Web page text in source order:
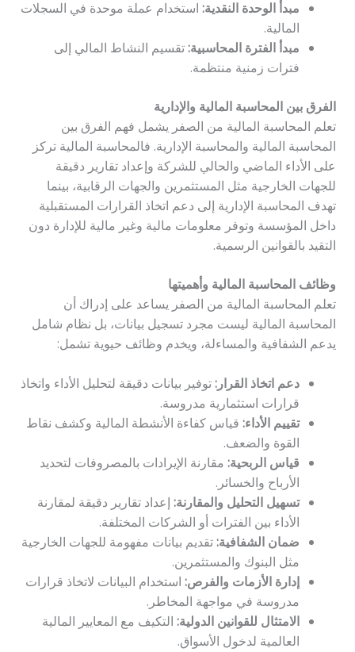
مبدأ الوحدة النقدية: استخدام عملة موحدة في السجلات
المالية.
مبدأ الفترة المحاسبية:تقسيم النشاط المالي إلى
فترات زمنية منتظمة.
الفرق بين المحاسبة المالية والإدارية
تعلم المحاسبة المالية من الصفر يشمل فهم الفرق بين
المحاسبة المالية والمحاسبة الإدارية. فالمحاسبة المالية تركز
على الأداء الماضي والحالي للشركة وإعداد تقارير دقيقة
للجهات الخارجية مثل المستثمرين والجهات الرقابية، بينما
تهدف المحاسبة الإدارية إلى دعم اتخاذ القرارات المستقبلية
داخل المؤسسة وتوفر معلومات مالية وغير مالية للإدارة دون
التقيد بالقوانين الرسمية.
وظائف المحاسبة المالية وأهميتها
تعلم المحاسبة المالية من الصفر يساعد على إدراك أن
المحاسبة المالية ليست مجرد تسجيل بيانات، بل نظام شامل
يدعم الشفافية والمساءلة، ويخدم وظائف حيوية تشمل:
دعم اتخاذ القرار:توفير بيانات دقيقة لتحليل الأداء واتخاذ
قرارات استثمارية مدروسة.
تقييم الأداء: قياس كفاءة الأنشطة المالية وكشف نقاط
القوة والضعف.
قياس الربحية: مقارنة الإيرادات بالمصروفات لتحديد
الأرباح والخسائر.
تسهيل التحليل والمقارنة: إعداد تقارير دقيقة لمقارنة
الأداء بين الفترات أو الشركات المختلفة.
ضمان الشفافية:تقديم بيانات مفهومة للجهات الخارجية
مثل البنوك والمستثمرين.
إدارة الأزمات والفرص: استخدام البيانات لاتخاذ قرارات
مدروسة في مواجهة المخاطر.
الامتثال للقوانين الدولية: التكيف مع المعايير المالية
العالمية لدخول الأسواق.